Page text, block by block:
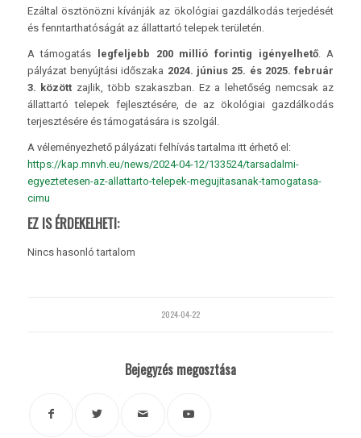
Ezáltal ösztönözni kívánják az ökológiai gazdálkodás terjedését
és fenntarthatóságát az állattartó telepek területén.
A támogatás legfeljebb 200 millió forintig igényelhető. A
pályázat benyújtási időszaka 2024. június 25. és 2025. február
3. között zajlik, több szakaszban. Ez a lehetőség nemcsak az
állattartó telepek fejlesztésére, de az ökológiai gazdálkodás
terjesztésére és támogatására is szolgál.
A véleményezhető pályázati felhívás tartalma itt érhető el:
https://kap.mnvh.eu/news/2024-04-12/133524/tarsadalmi-
egyeztetesen-az-allattarto-telepek-megujitasanak-tamogatasa-
cimu
EZ IS ÉRDEKELHETI:
Nincs hasonló tartalom
2024-04-22
Bejegyzés megosztása